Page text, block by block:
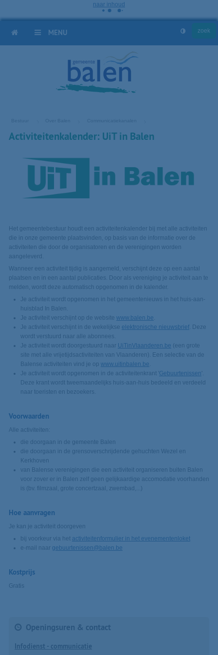
naar inhoud
HOME MENU
Activiteitenkalender: UiT in Balen
Het gemeentebestuur houdt een activiteitenkalender bij met alle activiteiten
die in onze gemeente plaatsvinden, op basis van de informatie over de
activiteiten die door de organisatoren en de verenigingen worden
aangeleverd.
Wanneer een activiteit tijdig is aangemeld, verschijnt deze op een aantal
plaatsen en in een aantal publicaties. Door als vereniging je activiteit aan te
melden, wordt deze automatisch opgenomen in de kalender.
Je activiteit wordt opgenomen in het gemeentenieuws in het huis-aan-
huisblad In Balen.
Je activiteit verschijnt op de website www.balen.be.
Je activiteit verschijnt in de wekelijkse elektronische nieuwsbrief. Deze
wordt verstuurd naar alle abonnees.
Je activiteit wordt doorgestuurd naar UiTinVlaanderen.be (een grote
site met alle vrijetijdsactiviteiten van Vlaanderen). Een selectie van de
Balense activiteiten vind je op www.uitinbalen.be.
Je activiteit wordt opgenomen in de activiteitenkrant ' Gebuurtenissen '.
Deze krant wordt tweemaandelijks huis-aan-huis bedeeld en verdeeld
naar toeristen en bezoekers.
Voorwaarden
Alle activiteiten:
die doorgaan in de gemeente Balen
die doorgaan in de grensoverschrijdende gehuchten Wezel en
Kerkhoven
van Balense verenigingen die een activiteit organiseren buiten Balen
voor zover er in Balen zelf geen gelijkaardige accomodatie voorhanden
is (bv. filmzaal, grote concertzaal, zwembad,...)
Hoe aanvragen
Je kan je activiteit doorgeven
bij voorkeur via het activiteitenformulier in het evenementenloket
e-mail naar gebuurtenissen@balen.be
Kostprijs
Gratis
Openingsuren & contact
Infodienst - communicatie